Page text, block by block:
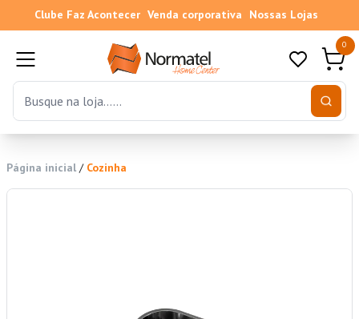
Clube Faz Acontecer Venda corporativa Nossas Lojas
0
Página inicial / Cozinha